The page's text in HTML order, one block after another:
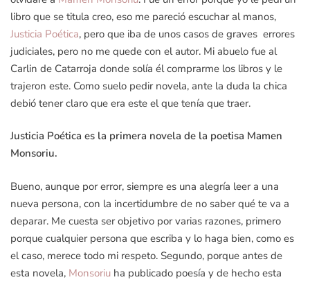
libro que se titula creo, eso me pareció escuchar al manos,
Justicia Poética, pero que iba de unos casos de graves errores
judiciales, pero no me quede con el autor. Mi abuelo fue al
Carlin de Catarroja donde solía él comprarme los libros y le
trajeron este. Como suelo pedir novela, ante la duda la chica
debió tener claro que era este el que tenía que traer.
Justicia Poética es la primera novela de la poetisa Mamen
Monsoriu.
Bueno, aunque por error, siempre es una alegría leer a una
nueva persona, con la incertidumbre de no saber qué te va a
deparar. Me cuesta ser objetivo por varias razones, primero
porque cualquier persona que escriba y lo haga bien, como es
el caso, merece todo mi respeto. Segundo, porque antes de
esta novela, Monsoriu ha publicado poesía y de hecho esta